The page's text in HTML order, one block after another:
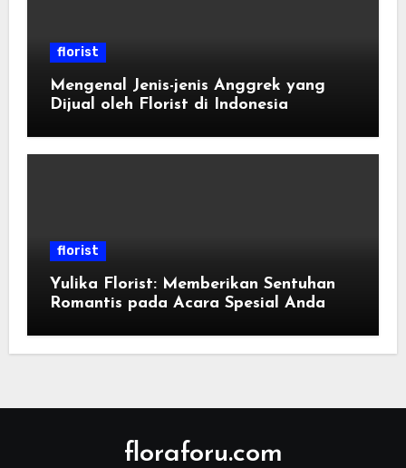
florist
Mengenal Jenis-jenis Anggrek yang
Dijual oleh Florist di Indonesia
florist
Yulika Florist: Memberikan Sentuhan
Romantis pada Acara Spesial Anda
floraforu.com